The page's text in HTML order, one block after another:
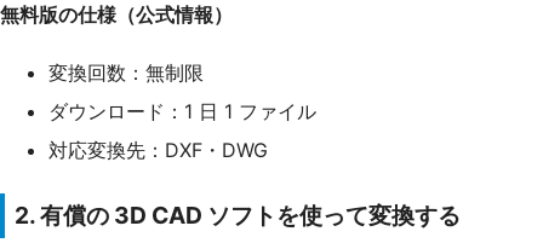
無料版の仕様（公式情報）
変換回数：無制限
ダウンロード：1 日 1 ファイル
対応変換先：DXF・DWG
2. 有償の 3D CAD ソフトを使って変換する